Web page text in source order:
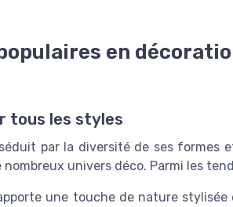
en
tous les styles
par la diversité de ses formes
nombreux univers déco. Parmi les
une touche de nature stylisée